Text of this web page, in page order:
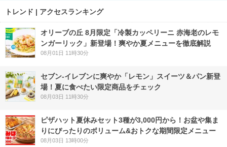
トレンド | アクセスランキング
オリーブの丘 8月限定「冷製カッペリーニ 赤海老のレモ
ンガーリック」新登場！爽やか夏メニューを徹底解説
08月01日 11時30分
セブン‐イレブンに爽やか「レモン」スイーツ＆パン新登
場！夏に食べたい限定商品をチェック
08月03日 11時30分
ピザハット夏休みセット3種が3,000円から！お盆や集ま
りにぴったりのボリューム&おトクな期間限定メニュー
08月03日 13時00分